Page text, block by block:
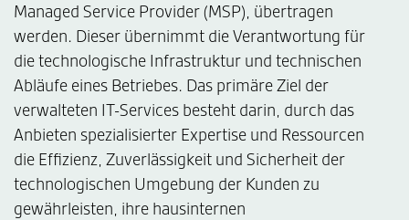
Managed Service Provider (MSP), übertragen
werden. Dieser übernimmt die Verantwortung für
die technologische Infrastruktur und technischen
Abläufe eines Betriebes. Das primäre Ziel der
verwalteten IT-Services besteht darin, durch das
Anbieten spezialisierter Expertise und Ressourcen
die Effizienz, Zuverlässigkeit und Sicherheit der
technologischen Umgebung der Kunden zu
gewährleisten, ihre hausinternen